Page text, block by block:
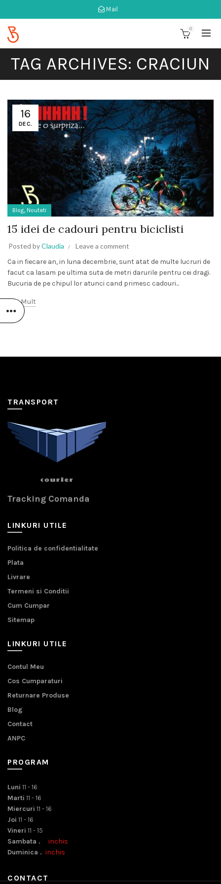
Mail
0
TAG ARCHIVES: CRACIUN
16
DEC.
Blog, Noutati
15 idei de cadouri pentru biciclisti
Posted byClaudia
Leave a comment
Ca in fiecare an, in luna decembrie, sunt atat de multe lucruri de
facut ca lasam pe ultima suta de metri darurile pentru cei dragi.
Bucuria de pe chipul lor atunci cand primesc cadouri...
Mai Mult
TRANSPORT
Tracking Comanda
LINKURI UTILE
Politica de confidentialitate
Plata
Livrare
Termeni si Conditii
Cum Cumpar
Sitemap
LINKURI UTILE
Contul Meu
Cos Cumparaturi
Returnare Produse
Blog
Contact
ANPC
PROGRAM
Luni 11 - 16
Marti 11 - 16
Miercuri 11 - 16
Joi 11 - 16
Vineri 11 - 15
Sambata . inchis
Duminica . inchis
CONTACT